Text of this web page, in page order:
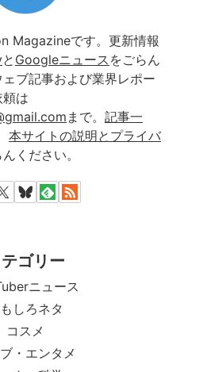
Magazineです。更新情報
と Googleニュース をごらん
ブ記事および業界レポー
頼は
まで。 記事一
本サイトの説明とプライバ
ください。
ゴリー
ニュース
しろネタ
コスメ
・エンタメ